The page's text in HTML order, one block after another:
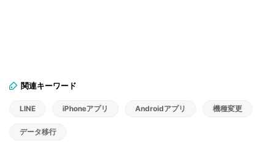
関連キーワード
LINE iPhoneアプリ Androidアプリ 機種変更
データ移行